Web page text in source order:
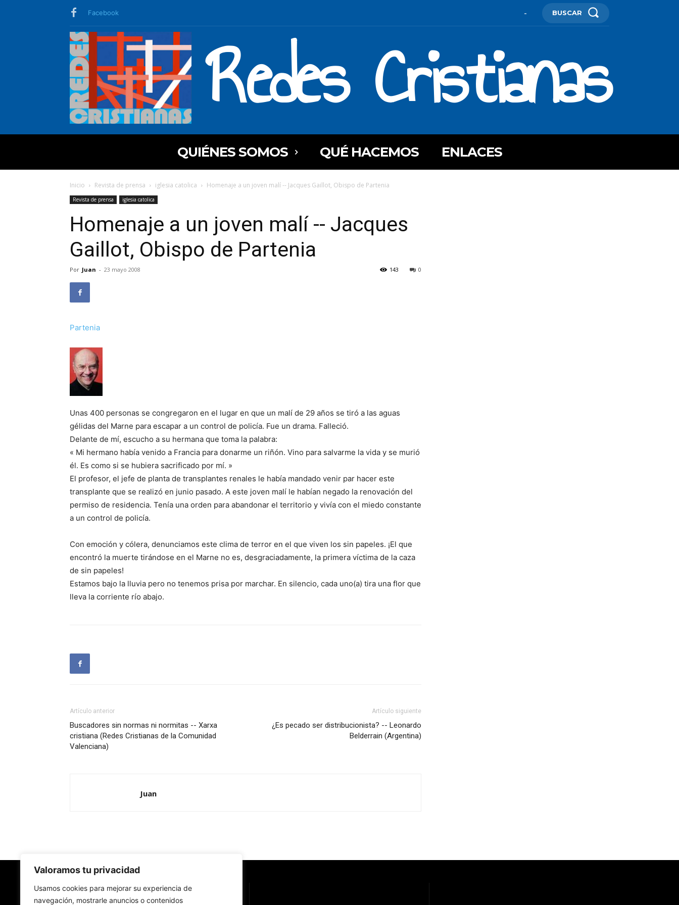
Valoramos tu privacidad
Usamos cookies para mejorar su experiencia de
navegación, mostrarle anuncios o contenidos
Facebook - BUSCAR
Redes Cristianas
QUIÉNES SOMOS QUÉ HACEMOS ENLACES
Inicio Revista de prensa iglesia catolica Homenaje a un joven malí -- Jacques Gaillot, Obispo de Partenia
Revista de prensa iglesia catolica
Homenaje a un joven malí -- Jacques
Gaillot, Obispo de Partenia
Por Juan - 23 mayo 2008 0
143
Partenia
Unas 400 personas se congregaron en el lugar en que un malí de 29 años se tiró a las aguas
gélidas del Marne para escapar a un control de policía. Fue un drama. Falleció.
Delante de mí, escucho a su hermana que toma la palabra:
« Mi hermano había venido a Francia para donarme un riñón. Vino para salvarme la vida y se murió
él. Es como si se hubiera sacrificado por mí. »
El profesor, el jefe de planta de transplantes renales le había mandado venir par hacer este
transplante que se realizó en junio pasado. A este joven malí le habían negado la renovación del
permiso de residencia. Tenía una orden para abandonar el territorio y vivía con el miedo constante
a un control de policía.
Con emoción y cólera, denunciamos este clima de terror en el que viven los sin papeles. ¡El que
encontró la muerte tirándose en el Marne no es, desgraciadamente, la primera víctima de la caza
de sin papeles!
Estamos bajo la lluvia pero no tenemos prisa por marchar. En silencio, cada uno(a) tira una flor que
lleva la corriente río abajo.
Artículo anterior
Buscadores sin normas ni normitas -- Xarxa
cristiana (Redes Cristianas de la Comunidad
Valenciana)
Artículo siguiente
¿Es pecado ser distribucionista? -- Leonardo
Belderrain (Argentina)
Juan
Redes Cristianas